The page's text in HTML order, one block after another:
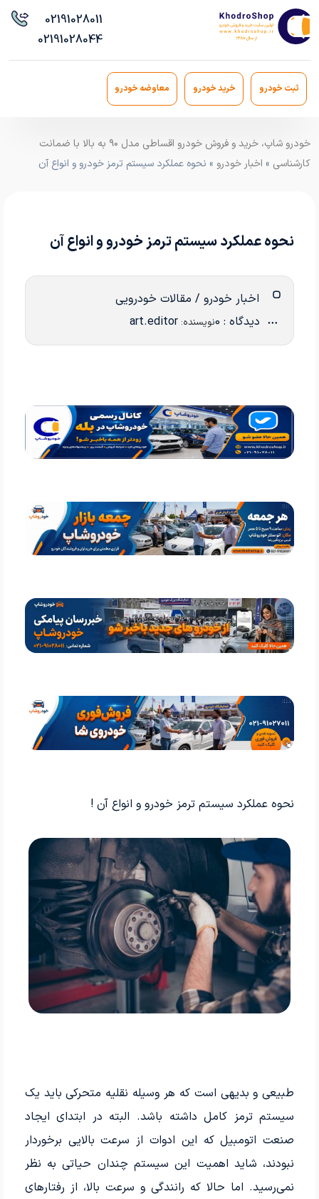
02191028011
02191028044
ثبت خودرو خرید خودرو معاوضه خودرو
خودرو شاپ، خرید و فروش خودرو اقساطی مدل ۹۰ به بالا با ضمانت
کارشناسی » اخبار خودرو » نحوه عملکرد سیستم ترمز خودرو و انواع آن
نحوه عملکرد سیستم ترمز خودرو و انواع آن
اخبار خودرو / مقالات خودرویی
دیدگاه : 0 نویسنده: art.editor
نحوه عملکرد سیستم ترمز خودرو و انواع آن !
طبیعی و بدیهی است که هر وسیله نقلیه‌ متحرکی باید یک
سیستم ترمز کامل داشته باشد. البته در ابتدای ایجاد
صنعت اتومبیل که این ادوات از سرعت بالایی برخوردار
نبودند، شاید اهمیت این سیستم چندان حیاتی به نظر
نمی‌رسید. اما حالا که رانندگی و سرعت بالا، از رفتارهای